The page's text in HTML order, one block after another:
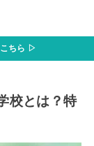
ちら ▷
校とは？特